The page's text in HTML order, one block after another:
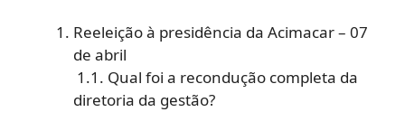
Reeleição à presidência da Acimacar – 07
de abril
1.1. Qual foi a recondução completa da
diretoria da gestão?